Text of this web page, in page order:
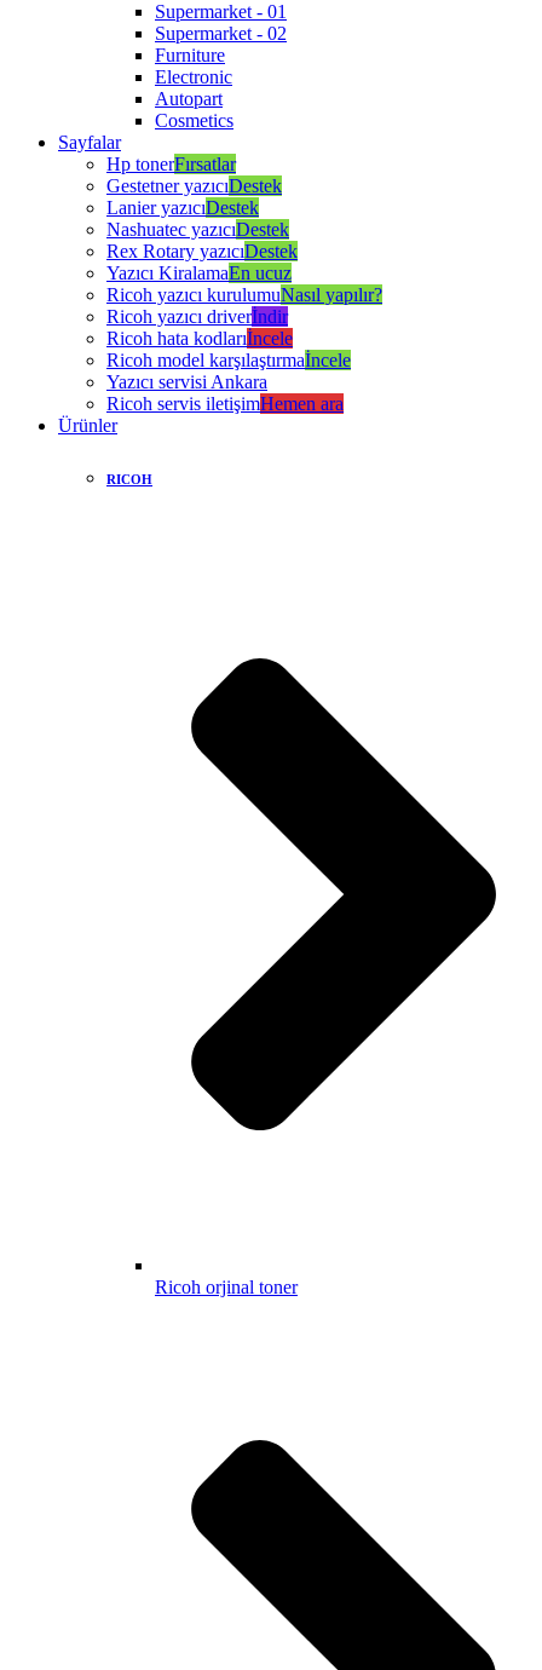
Supermarket - 01
Supermarket - 02
Furniture
Electronic
Autopart
Cosmetics
Sayfalar
Hp tonerFırsatlar
Gestetner yazıcıDestek
Lanier yazıcıDestek
Nashuatec yazıcıDestek
Rex Rotary yazıcıDestek
Yazıcı KiralamaEn ucuz
Ricoh yazıcı kurulumuNasıl yapılır?
Ricoh yazıcı driverİndir
Ricoh hata kodlarıİncele
Ricoh model karşılaştırmaİncele
Yazıcı servisi Ankara
Ricoh servis iletişimHemen ara
Ürünler
RICOH
Ricoh orjinal toner